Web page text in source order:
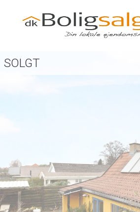
SOLGT